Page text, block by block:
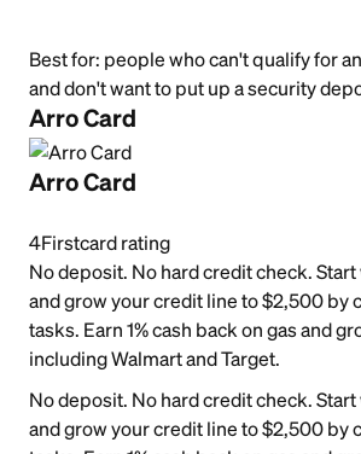
Best for: people who can't qualify for
and don't want to put up a security
Arro Card
Arro Card
4Firstcard rating
No deposit. No hard credit check.
and grow your credit line to $2,500 by
tasks. Earn 1% cash back on gas and
including Walmart and Target.
No deposit. No hard credit check.
and grow your credit line to $2,500 by